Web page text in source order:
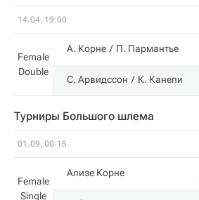
14.04, 19:00
Female
Double
А. Корне П. Пармантье
С. Арвидссон К. Канепи
Турниры Большого шлема
01.09, 00:15
Female
Single
Ализе Корне